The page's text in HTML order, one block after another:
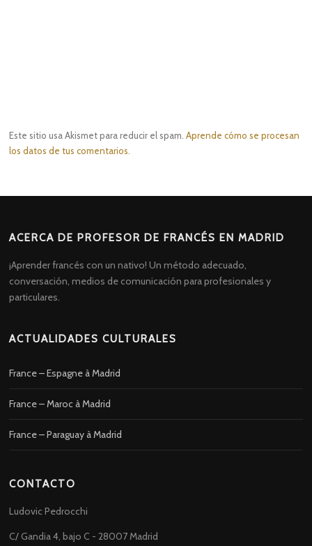
Este sitio usa Akismet para reducir el spam.Aprende cómo se procesan
los datos de tus comentarios.
ACERCA DE PROFESOR DE FRANCÉS EN MADRID
¡Aprender francés con un nativo! Un método adecuado,
conversación, medios de comunicación para profesionales y
particulares.
ACTUALIDADES CULTURALES
France – Espagne à Madrid
France – Maroc à Madrid
France – Paraguay à Madrid
CONTACTO
Ludovic Pedrocchi
C/ Gandia 4, bajo C - 28007 Madrid